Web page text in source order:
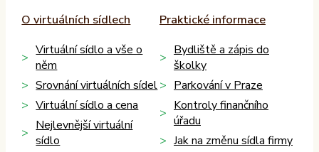
O virtuálních sídlech
Virtuální sídlo a vše o
něm
Srovnání virtuálních sídel
Virtuální sídlo a cena
Nejlevnější virtuální
sídlo
Praktické informace
Bydliště a zápis do
školky
Parkování v Praze
Kontroly finančního
úřadu
Jak na změnu sídla firmy